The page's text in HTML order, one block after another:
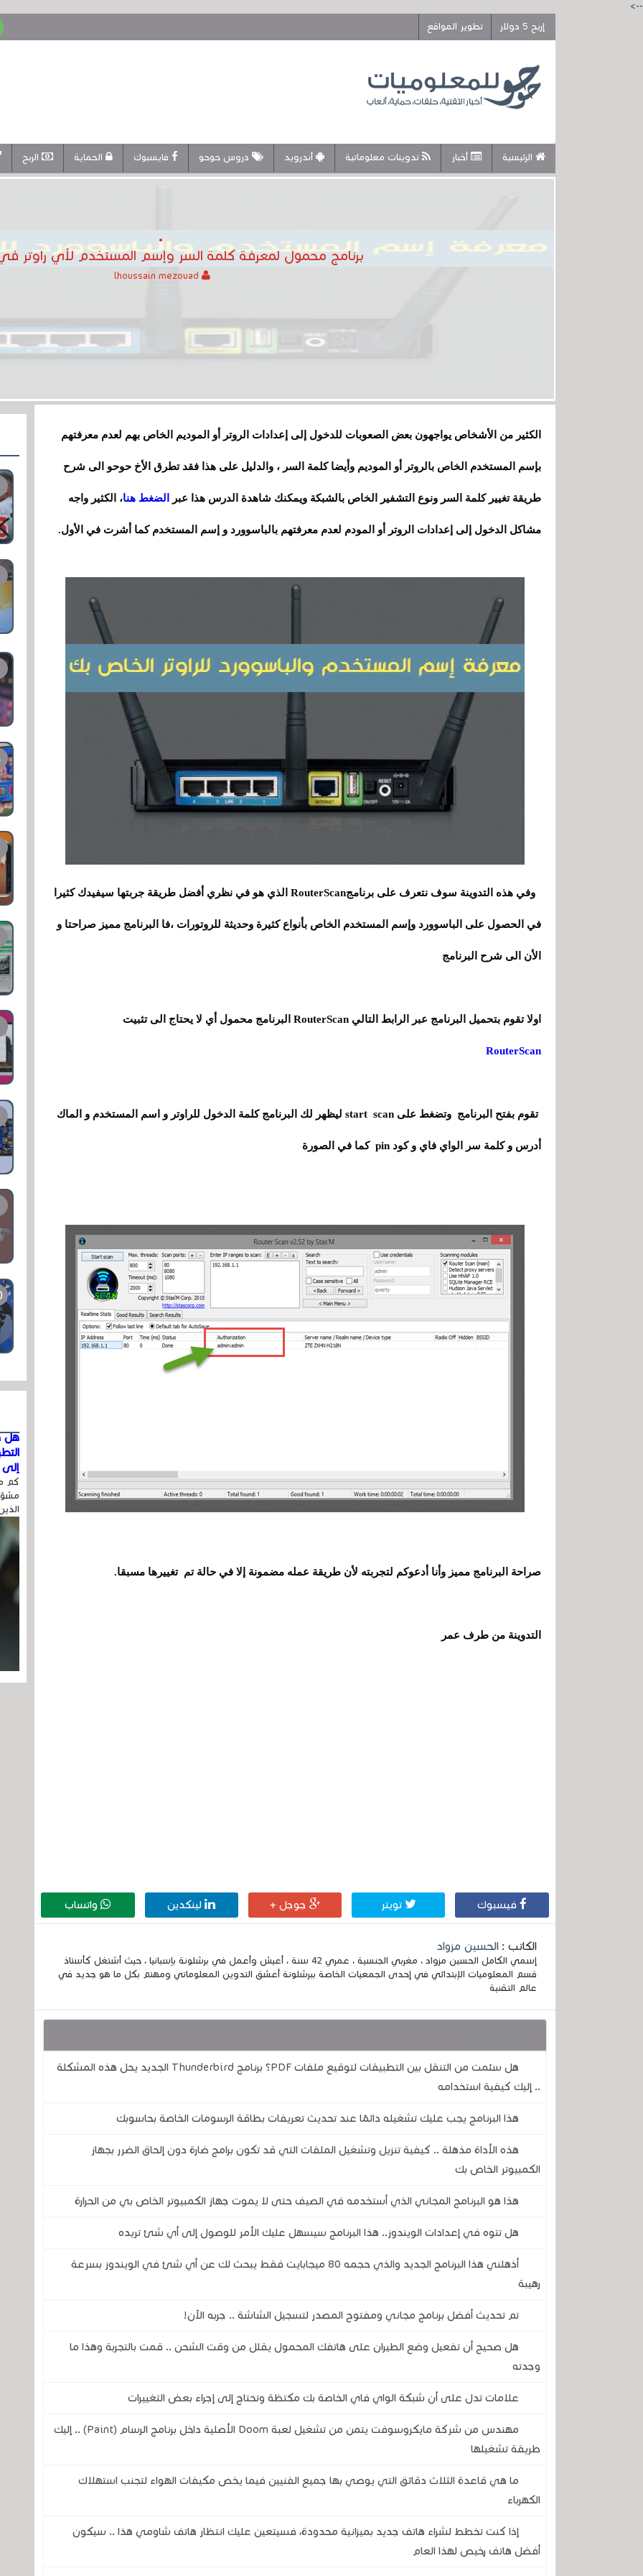
-->
إربح 5 دولار
تطوير المواقع
الرئيسية أخبار تدوينات معلوماتية أندرويد دروس حوحو فايسبوك الحماية الربح
برنامج محمول لمعرفة كلمة السر وإسم المستخدم لأي راوتر
الكثير من الأشخاص يواجهون بعض الصعوبات للدخول إلى إعدادات الروتر أو الموديم الخاص بهم لعدم معرفتهم
بإسم المستخدم الخاص بالروتر أو الموديم وأيضا كلمة السر ، والدليل على هذا فقد تطرق الأخ حوحو الى شرح
طريقة تغيير كلمة السر ونوع التشفير الخاص بالشبكة ويمكنك شاهدة الدرس هذا عبر الضغط هنا، الكثير واجه
مشاكل الدخول إلى إعدادات الروتر أو المودم لعدم معرفتهم بالباسوورد و إسم المستخدم كما أشرت في الأول.
وفي هذه التدوينة سوف نتعرف على برنامجRouterScan الذي هو في نظري أفضل طريقة جربتها سيفيدك كثيرا
في الحصول على الباسوورد وإسم المستخدم الخاص بأنواع كثيرة وحديثة للروتورات ،فا البرنامج مميز صراحتا و
الأن الى شرح البرنامج
اولا تقوم بتحميل البرنامج عبر الرابط التالي RouterScan البرنامج محمول أي لا يحتاج الى تثبيت
RouterScan
تقوم بفتح البرنامج وتضغط على start scan ليظهر لك البرنامج كلمة الدخول للراوتر و اسم المستخدم و الماك
أدرس و كلمة سر الواي فاي و كود pin كما في الصورة
صراحة البرنامج مميز وأنا أدعوكم لتجربته لأن طريقة عمله مضمونة إلا في حالة تم تغييرها مسبقا.
التدوينة من طرف عمر
فيسبوك تويتر جوجل + لينكدين واتساب
الكاتب : الحسين مزواد
إسمي الكامل الحسين مزواد ، مغربي الجنسية ، عمري 42 سنة ، أعيش وأعمل في برشلونة بإسبانيا ، حيث أشتغل كأستاذ
قسم المعلوميات الإبتدائي في إحدى الجمعيات الخاصة ببرشلونة أعشق التدوين المعلوماتي ومهتم بكل ما هو جديد في
عالم التقنية
هل سئمت من التنقل بين التطبيقات لتوقيع ملفات PDF؟ برنامج Thunderbird الجديد يحل هذه المشكلة
.. إليك كيفية استخدامه
هذا البرنامج يجب عليك تشغيله دائمًا عند تحديث تعريفات بطاقة الرسومات الخاصة بحاسوبك
هذه الأداة مذهلة .. كيفية تنزيل وتشغيل الملفات التي قد تكون برامج ضارة دون إلحاق الضرر بجهاز
الكمبيوتر الخاص بك
هذا هو البرنامج المجاني الذي أستخدمه في الصيف حتى لا يموت جهاز الكمبيوتر الخاص بي من الحرارة
هل تتوه في إعدادات الويندوز.. هذا البرنامج سيسهل عليك الأمر للوصول إلى أي شئ تريده
أذهلني هذا البرنامج الجديد والذي حجمه 80 ميجابايت فقط يبحث لك عن أي شئ في الويندوز بسرعة
رهيبة
تم تحديث أفضل برنامج مجاني ومفتوح المصدر لتسجيل الشاشة .. جربه الآن!
هل صحيح أن تفعيل وضع الطيران على هاتفك المحمول يقلل من وقت الشحن .. قمت بالتجربة وهذا ما
وجدته
علامات تدل على أن شبكة الواي فاي الخاصة بك مكتظة وتحتاج إلى إجراء بعض التغييرات
مهندس من شركة مايكروسوفت يتمن من تشغيل لعبة Doom الأصلية داخل برنامج الرسام (Paint) .. إليك
طريقة تشغيلها
ما هي قاعدة الثلاث دقائق التي يوصي بها جميع الفنيين فيما يخص مكيفات الهواء لتجنب استهلاك
الكهرباء
إذا كنت تخطط لشراء هاتف جديد بميزانية محدودة، فسيتعين عليك انتظار هاتف شاومي هذا .. سيكون
أفضل هاتف رخيص لهذا العام
هل
إلى
كم